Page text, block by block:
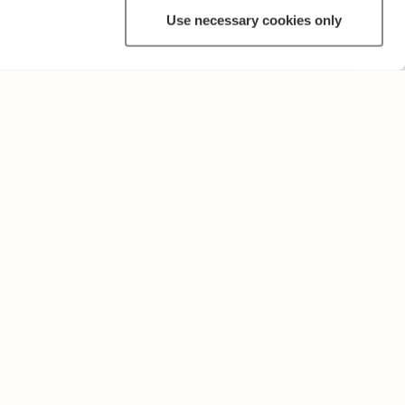
Use necessary cookies only